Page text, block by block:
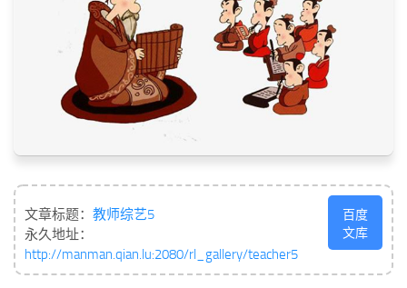
文章标题： 教师综艺5
永久地址：
http://manman.qian.lu:2080/rl_gallery/teacher5
百度
文库